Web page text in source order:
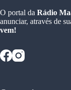
O portal da Rádio
anunciar, através de
vem!